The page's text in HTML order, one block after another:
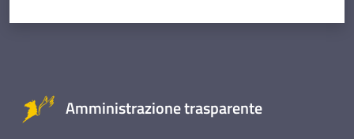
Amministrazione trasparente